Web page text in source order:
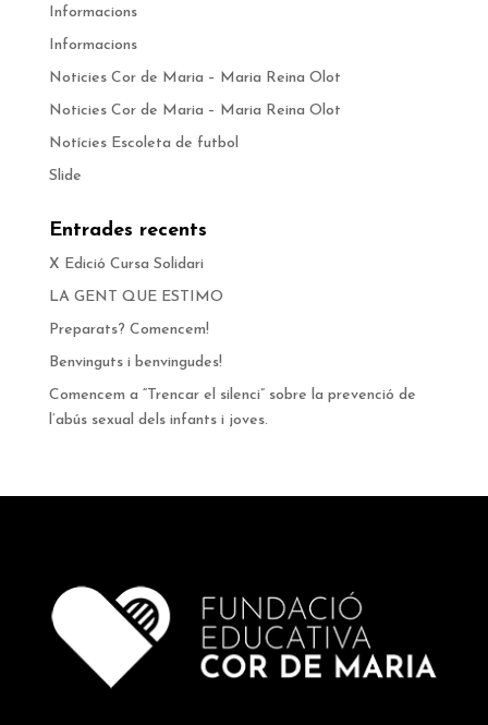
Informacions
Informacions
Noticies Cor de Maria – Maria Reina Olot
Noticies Cor de Maria – Maria Reina Olot
Notícies Escoleta de futbol
Slide
Entrades recents
X Edició Cursa Solidari
LA GENT QUE ESTIMO
Preparats? Comencem!
Benvinguts i benvingudes!
Comencem a “Trencar el silenci” sobre la prevenció de
l’abús sexual dels infants i joves.